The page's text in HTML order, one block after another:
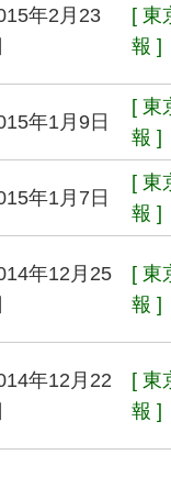
年2月23
[ 東
報 ]
年1月9日
[ 東
報 ]
年1月7日
[ 東
報 ]
年12月25
[ 東
報 ]
年12月22
[ 東
報 ]